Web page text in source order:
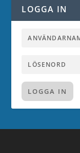
LOGGA IN
LOGGA IN